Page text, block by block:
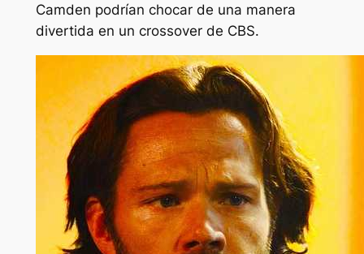
Camden podrían chocar de una manera
divertida en un crossover de CBS.